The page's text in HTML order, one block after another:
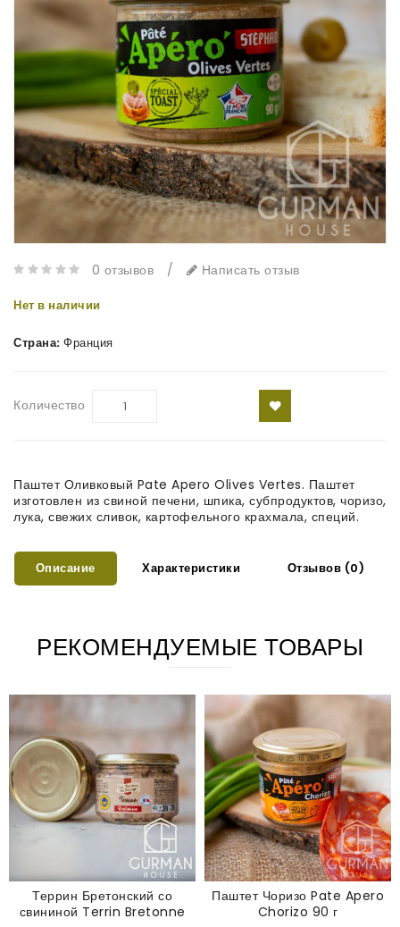
0 отзывов / Написать отзыв
Нет в наличии
Страна: Франция
Количество
Паштет Оливковый Pate Apero Olives Vertes. Паштет
изготовлен из свиной печени, шпика, субпродуктов, чоризо,
лука, свежих сливок, картофельного крахмала, специй.
Описание Характеристики Отзывов (0)
РЕКОМЕНДУЕМЫЕ ТОВАРЫ
Террин Бретонский со
свининой Terrin Bretonne
Паштет Чоризо Pate Apero
Chorizo 90 г